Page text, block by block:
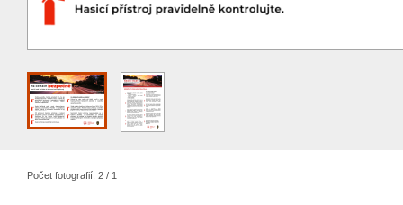
Počet fotografií: 2 / 1